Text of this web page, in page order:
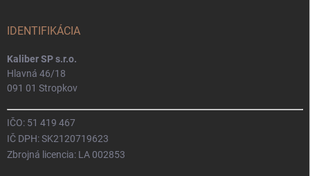
IDENTIFIKÁCIA
Kaliber SP s.r.o.
Hlavná 46/18
091 01 Stropkov
IČO: 51 419 467
IČ DPH: SK2120719623
Zbrojná licencia: LA 002853